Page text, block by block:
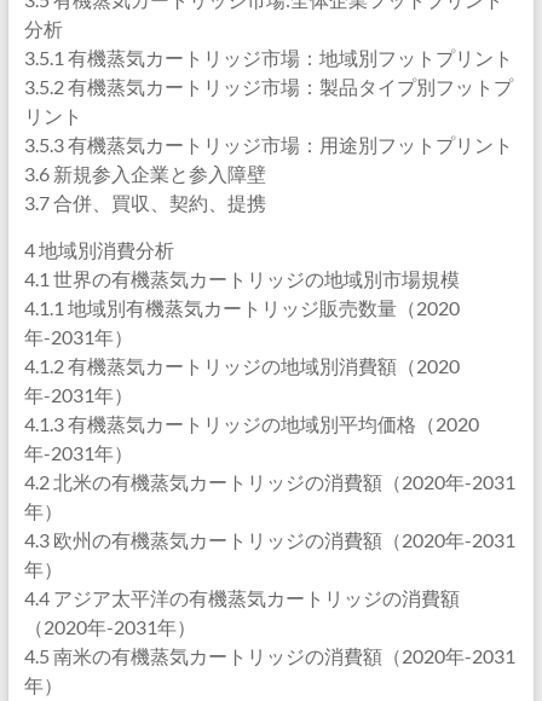
分析
3.5.1 有機蒸気カートリッジ市場：地域別フットプリント
3.5.2 有機蒸気カートリッジ市場：製品タイプ別フットプ
リント
3.5.3 有機蒸気カートリッジ市場：用途別フットプリント
3.6 新規参入企業と参入障壁
3.7 合併、買収、契約、提携
4 地域別消費分析
4.1 世界の有機蒸気カートリッジの地域別市場規模
4.1.1 地域別有機蒸気カートリッジ販売数量（2020
年-2031年）
4.1.2 有機蒸気カートリッジの地域別消費額（2020
年-2031年）
4.1.3 有機蒸気カートリッジの地域別平均価格（2020
年-2031年）
4.2 北米の有機蒸気カートリッジの消費額（2020年-2031
年）
4.3 欧州の有機蒸気カートリッジの消費額（2020年-2031
年）
4.4 アジア太平洋の有機蒸気カートリッジの消費額
（2020年-2031年）
4.5 南米の有機蒸気カートリッジの消費額（2020年-2031
年）